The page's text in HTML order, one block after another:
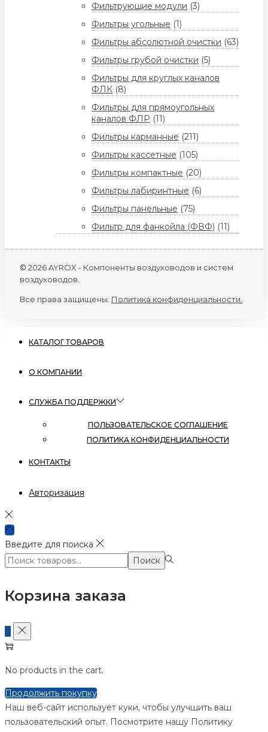
Фильтрующие модули (3)
Фильтры угольные (1)
Фильтры абсолютной очистки (63)
Фильтры грубой очистки (5)
Фильтры для круглых каналов
ФЛК (8)
Фильтры для прямоугольных
каналов ФЛР (11)
Фильтры карманные (211)
Фильтры кассетные (105)
Фильтры компактные (20)
Фильтры лабиринтные (6)
Фильтры панельные (75)
Фильтр для фанкойла (ФВФ) (11)
© 2026 AYROX - Компоненты воздуховодов и систем
воздуховодов.
Все права защищены. Политика конфиденциальности.
КАТАЛОГ ТОВАРОВ
О КОМПАНИИ
СЛУЖБА ПОДДЕРЖКИ
ПОЛЬЗОВАТЕЛЬСКОЕ СОГЛАШЕНИЕ
ПОЛИТИКА КОНФИДЕНЦИАЛЬНОСТИ
КОНТАКТЫ
Авторизация
Введите для поиска
Поиск:>
Поиск
Корзина заказа
0
No products in the cart.
Продолжить покупку
Наш веб-сайт использует куки, чтобы улучшить ваш
пользовательский опыт. Посмотрите нашу Политику